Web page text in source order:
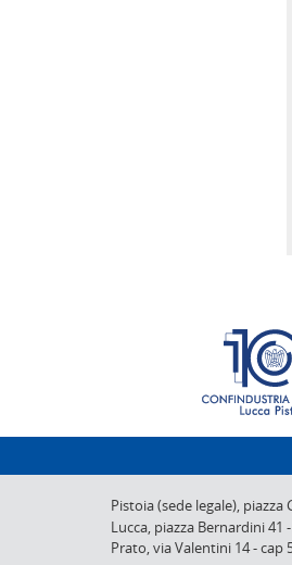
Pistoia (sede legale), piazza
Lucca, piazza Bernardini 41 -
Prato,via Valentini 14-cap